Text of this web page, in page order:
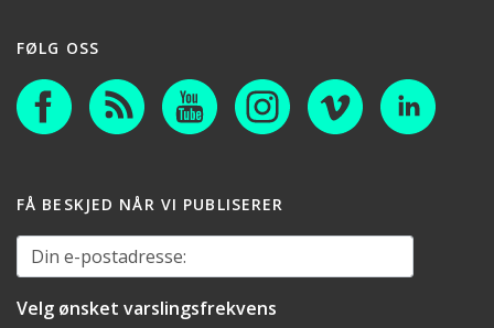
FØLG OSS
FÅ BESKJED NÅR VI PUBLISERER
Din e-postadresse:
Velg ønsket varslingsfrekvens